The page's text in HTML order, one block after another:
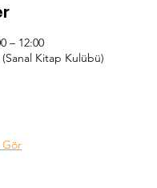
– 12:00
(Sanal Kitap Kulübü)
Gör